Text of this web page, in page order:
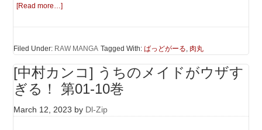
[Read more…]
Filed Under: RAW MANGA Tagged With:ばっどがーる, 肉丸
[中村カンコ] うちのメイドがウザす
ぎる！ 第01-10巻
March 12, 2023 by Dl-Zip